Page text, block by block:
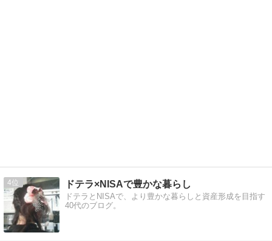
4 ドテラ×NISAで豊かな暮らし
ドテラとNISAで、より豊かな暮らしと資産形成を目指す
40代のブログ。